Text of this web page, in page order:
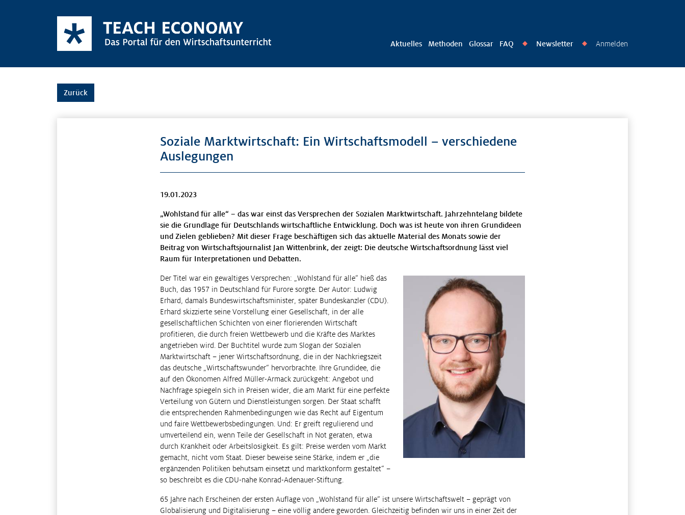
Aktuelles Methoden Glossar FAQ ◆ Newsletter ◆ Anmelden
Zurück
Soziale Marktwirtschaft: Ein Wirtschaftsmodell – verschiedene
Auslegungen
19.01.2023
„Wohlstand für alle“ – das war einst das Versprechen der Sozialen Marktwirtschaft. Jahrzehntelang bildete
sie die Grundlage für Deutschlands wirtschaftliche Entwicklung. Doch was ist heute von ihren Grundideen
und Zielen geblieben? Mit dieser Frage beschäftigen sich das aktuelle Material des Monats sowie der
Beitrag von Wirtschaftsjournalist Jan Wittenbrink, der zeigt: Die deutsche Wirtschaftsordnung lässt viel
Raum für Interpretationen und Debatten.
Der Titel war ein gewaltiges Versprechen: „Wohlstand für alle“ hieß das
Buch, das 1957 in Deutschland für Furore sorgte. Der Autor: Ludwig
Erhard, damals Bundeswirtschaftsminister, später Bundeskanzler (CDU).
Erhard skizzierte seine Vorstellung einer Gesellschaft, in der alle
gesellschaftlichen Schichten von einer florierenden Wirtschaft
profitieren, die durch freien Wettbewerb und die Kräfte des Marktes
angetrieben wird. Der Buchtitel wurde zum Slogan der Sozialen
Marktwirtschaft – jener Wirtschaftsordnung, die in der Nachkriegszeit
das deutsche „Wirtschaftswunder“ hervorbrachte. Ihre Grundidee, die
auf den Ökonomen Alfred Müller-Armack zurückgeht: Angebot und
Nachfrage spiegeln sich in Preisen wider, die am Markt für eine perfekte
Verteilung von Gütern und Dienstleistungen sorgen. Der Staat schafft
die entsprechenden Rahmenbedingungen wie das Recht auf Eigentum
und faire Wettbewerbsbedingungen. Und: Er greift regulierend und
umverteilend ein, wenn Teile der Gesellschaft in Not geraten, etwa
durch Krankheit oder Arbeitslosigkeit. Es gilt: Preise werden vom Markt
gemacht, nicht vom Staat. Dieser beweise seine Stärke, indem er „die
ergänzenden Politiken behutsam einsetzt und marktkonform gestaltet“ –
so beschreibt es die CDU-nahe Konrad-Adenauer-Stiftung.
65 Jahre nach Erscheinen der ersten Auflage von „Wohlstand für alle“ ist unsere Wirtschaftswelt – geprägt von
Globalisierung und Digitalisierung – eine völlig andere geworden. Gleichzeitig befinden wir uns in einer Zeit der